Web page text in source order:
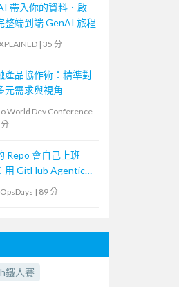
帶入你的資料．啟
整端到端 GenAI 旅程
| 35 分
產品協作術：精準對
元需求與視角
World Dev Conference
Repo 會自己上班
用 GitHub Agentic
打造
| 89 分
鐵人賽